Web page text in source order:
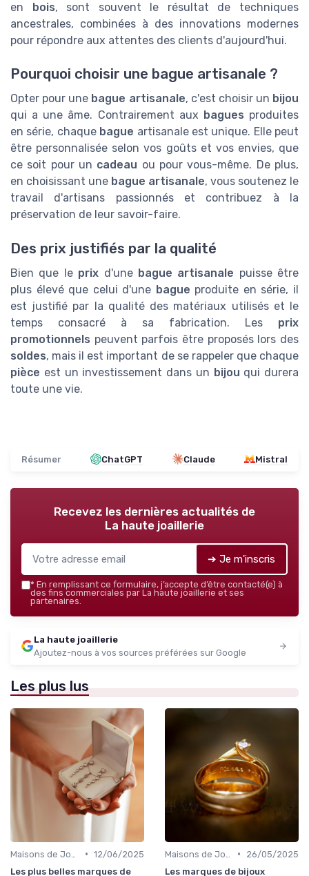
en bois, sont souvent le résultat de techniques
ancestrales, combinées à des innovations modernes
pour répondre aux attentes des clients d'aujourd'hui.
Pourquoi choisir une bague artisanale ?
Opter pour une bague artisanale, c'est choisir un bijou
qui a une âme. Contrairement aux bagues produites
en série, chaque bague artisanale est unique. Elle peut
être personnalisée selon vos goûts et vos envies, que
ce soit pour un cadeau ou pour vous-même. De plus,
en choisissant une bague artisanale, vous soutenez le
travail d'artisans passionnés et contribuez à la
préservation de leur savoir-faire.
Des prix justifiés par la qualité
Bien que le prix d'une bague artisanale puisse être
plus élevé que celui d'une bague produite en série, il
est justifié par la qualité des matériaux utilisés et le
temps consacré à sa fabrication. Les prix
promotionnels peuvent parfois être proposés lors des
soldes, mais il est important de se rappeler que chaque
pièce est un investissement dans un bijou qui durera
toute une vie.
Résumer ChatGPT Claude Mistral
Recevez les dernières actualités de
La haute joaillerie
➔ Je m'inscris
* En remplissant ce formulaire, j’accepte d’être contacté(e) à
des fins commerciales par La haute joaillerie et ses
partenaires.
La haute joaillerie
Ajoutez-nous à vos sources préférées sur Google
Les plus lus
• 12/06/2025
Les plus belles marques de
•
26/05/2025
Les marques de bijoux